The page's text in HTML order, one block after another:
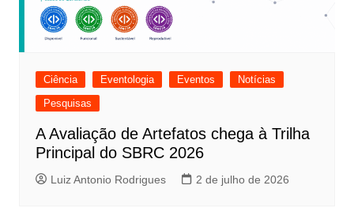
Ciência Eventologia Eventos
Notícias
Pesquisas
A Avaliação de Artefatos chega à Trilha
Principal do SBRC 2026
Luiz Antonio Rodrigues 2 de julho de 2026